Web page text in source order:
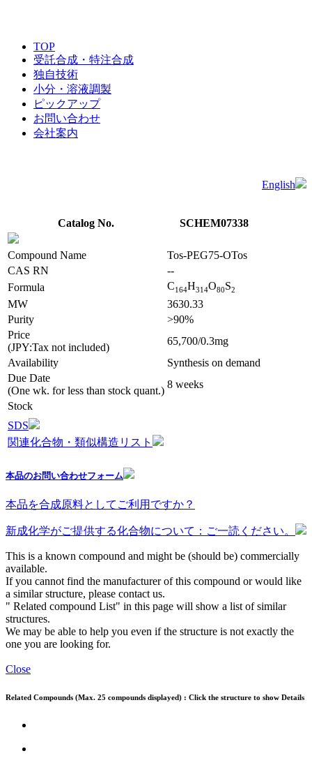
TOP
受託合成・特注合成
独自技術
小分・溶液調製
ピックアップ
お問い合わせ
会社案内
English
Catalog No. SCHEM07338
Compound Name
Tos-PEG75-OTos
CAS RN
--
Formula
C164H314O80S2
MW
3630.33
Purity
>90%
Price
(JPY:Tax not included)
65,700/0.3mg
Availability
Synthesis on demand
Due Date
(One wk. for less than stock quant.)
8 weeks
Stock
SDS
関連化合物・類似構造リスト
本品のお問い合わせフォーム
本品を合成原料としてご利用ですか？
新成化学がご提供する化合物について：ご一読ください。
This is a known compound and might be (should be) commercially
available.
If you cannot find the manufacturer of this compound or would like
a similar structure, please contact us.
" Related compound List" in this page will show a list of similar
structures.
We may be able to help you even if the structure is not exactly the
one you are looking for.
Close
Related Compounds (Max. 25 compounds displayed) : Click the structure to show Details